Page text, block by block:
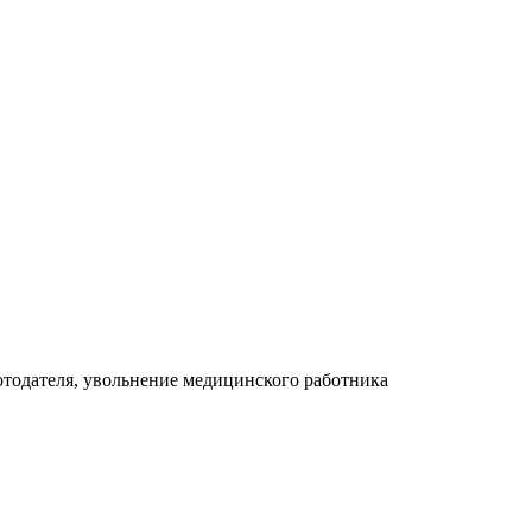
увольнение медицинского работника